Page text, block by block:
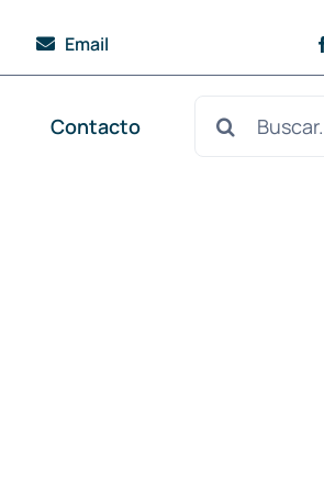
Email
Contacto
Buscar: